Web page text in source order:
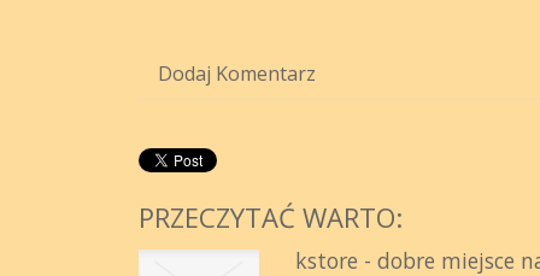
Dodaj Komentarz
PRZECZYTAĆ WARTO:
kstore - dobre miejsce